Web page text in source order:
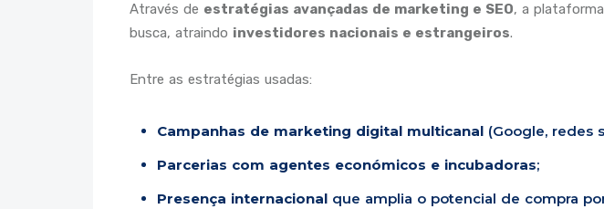
Através de estratégias avançadas de marketing e SEO, a
busca, atraindo investidores nacionais e estrangeiros.
Entre as estratégias usadas:
Campanhas de marketing digital multicanal (Google, redes
Parcerias com agentes económicos e incubadoras;
Presença internacional que amplia o potencial de compra